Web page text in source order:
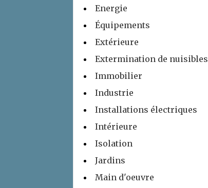
Energie
Équipements
Extérieure
Extermination de nuisibles
Immobilier
Industrie
Installations électriques
Intérieure
Isolation
Jardins
Main d'oeuvre